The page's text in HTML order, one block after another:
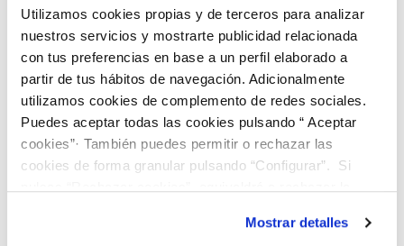
Utilizamos cookies propias y de terceros para analizar
nuestros servicios y mostrarte publicidad relacionada
con tus preferencias en base a un perfil elaborado a
partir de tus hábitos de navegación. Adicionalmente
utilizamos cookies de complemento de redes sociales.
Puedes aceptar todas las cookies pulsando “ Aceptar
cookies”· También puedes permitir o rechazar las
cookies de forma granular pulsando “Configurar”. Si
son indispensables para que el sitio web funcione y que
Mostrar detalles